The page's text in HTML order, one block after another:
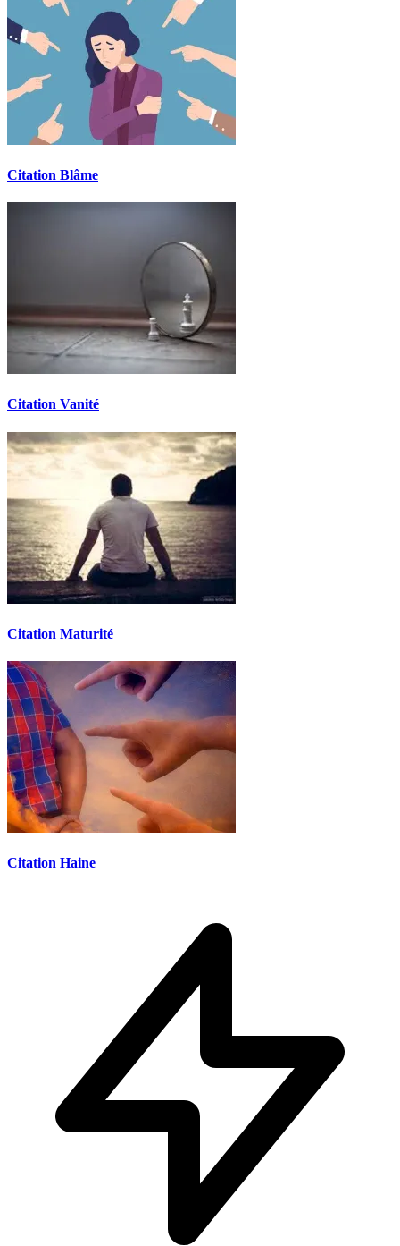
Citation Blâme
Citation Vanité
Citation Maturité
Citation Haine